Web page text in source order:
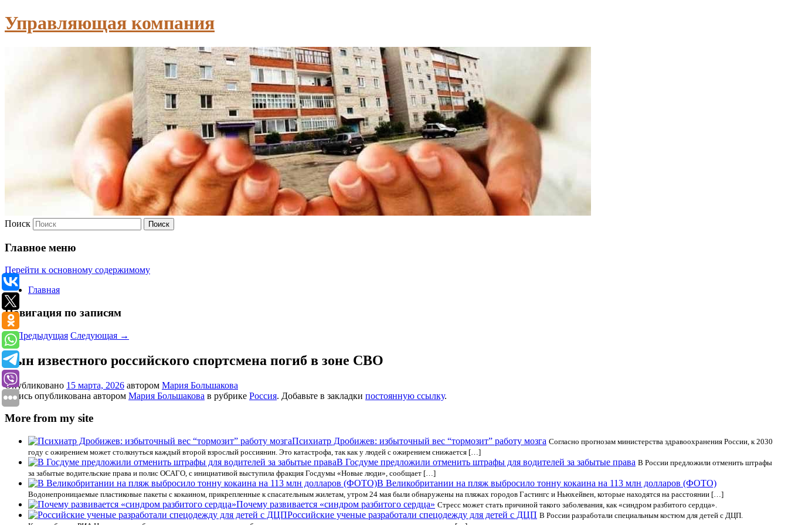
Управляющая компания
Поиск
Главное меню
Перейти к основному содержимому
Главная
Навигация по записям
←Предыдущая Следующая →
Сын известного российского спортсмена погиб в зоне СВО
Опубликовано 15 марта, 2026 автором Мария Большакова
Запись опубликована автором Мария Большакова в рубрике Россия. Добавьте в закладки постоянную ссылку.
More from my site
Психиатр Дробижев: избыточный вес “тормозит” работу мозга Согласно прогнозам министерства здравоохранения России, к 2030
году с ожирением может столкнуться каждый второй взрослый россиянин. Это катастрофа, так как у людей с ожирением снижается […]
В Госдуме предложили отменить штрафы для водителей за забытые права В России предложили отменить штрафы
за забытые водительские права и полис ОСАГО, с инициативой выступила фракция Госдумы «Новые люди», сообщает […]
В Великобритании на пляж выбросило тонну кокаина на 113 млн долларов (ФОТО)
Водонепроницаемые пластиковые пакеты с кокаином, прикрепленные к спасательным жилетам, утром 24 мая были обнаружены на пляжах городов Гастингс и Ньюхейвен, которые находятся на расстоянии […]
Почему развивается «синдром разбитого сердца» Стресс может стать причиной такого заболевания, как «синдром разбитого сердца».
Российские ученые разработали спецодежду для детей с ДЦП В России разработали специальным костюм для детей с ДЦП.